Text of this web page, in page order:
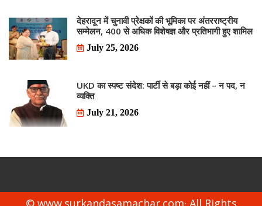
देहरादून में चुनावी प्रेक्षकों की भूमिका पर अंतरराष्ट्रीय
सम्मेलन, 400 से अधिक विशेषज्ञ और प्रतिभागी हुए शामिल
July 25, 2026
UKD का स्पष्ट संदेश: पार्टी से बड़ा कोई नहीं – न पद, न
व्यक्ति
July 21, 2026
© www.surkandasamachar.com· All Rights